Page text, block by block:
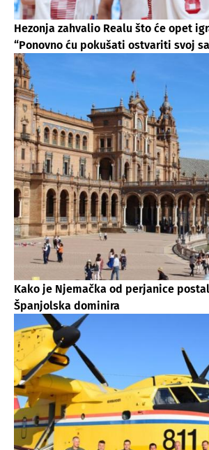
Hezonja zahvalio Realu što će opet
“Ponovno ću pokušati ostvariti svoj
Kako je Njemačka od perjanice
Španjolska dominira